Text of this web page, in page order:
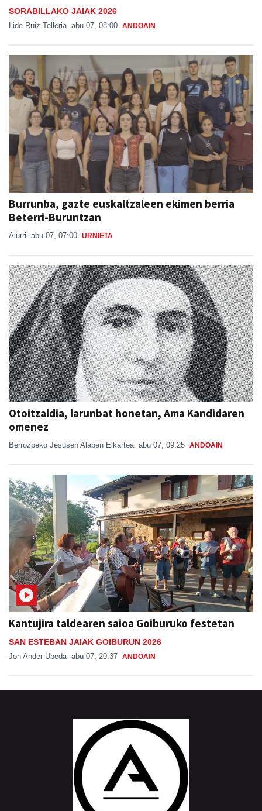
SORABILLAKO JAIAK 2026
Lide Ruiz Telleria abu 07, 08:00 ANDOAIN
Burrunba, gazte euskaltzaleen ekimen berria
Beterri-Buruntzan
Aiurri abu 07, 07:00 URNIETA
Otoitzaldia, larunbat honetan, Ama Kandidaren
omenez
Berrozpeko Jesusen Alaben Elkartea abu 07, 09:25 ANDOAIN
Kantujira taldearen saioa Goiburuko festetan
SAN ESTEBAN JAIAK GOIBURUN 2026
Jon Ander Ubeda abu 07, 20:37 ANDOAIN